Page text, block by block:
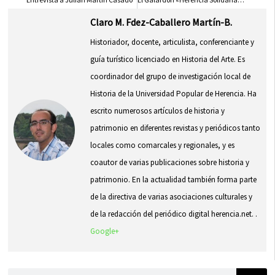
Claro M. Fdez-Caballero Martín-B.
Historiador, docente, articulista, conferenciante y
guía turístico licenciado en Historia del Arte. Es
coordinador del grupo de investigación local de
Historia de la Universidad Popular de Herencia. Ha
escrito numerosos artículos de historia y
patrimonio en diferentes revistas y periódicos tanto
locales como comarcales y regionales, y es
coautor de varias publicaciones sobre historia y
patrimonio. En la actualidad también forma parte
de la directiva de varias asociaciones culturales y
de la redacción del periódico digital herencia.net. .
Google+